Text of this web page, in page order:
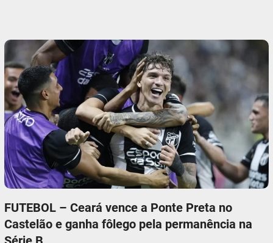
FUTEBOL – Ceará vence a Ponte Preta no
Castelão e ganha fôlego pela permanência na